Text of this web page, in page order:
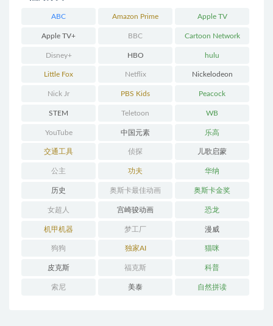
ABC Amazon Prime Apple TV
Apple TV+ BBC Cartoon Network
Disney+ HBO hulu
Little Fox Netflix Nickelodeon
Nick Jr PBS Kids Peacock
STEM Teletoon WB
YouTube 中国元素 乐高
交通工具 侦探 儿歌启蒙
公主 功夫 华纳
历史 奥斯卡最佳动画 奥斯卡金奖
女超人 宫崎骏动画 恐龙
机甲机器 梦工厂 漫威
狗狗 独家AI 猫咪
皮克斯 福克斯 科普
索尼 美泰 自然拼读